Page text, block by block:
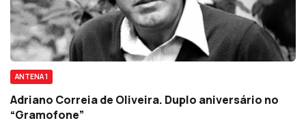
ANTENA 1
Adriano Correia de Oliveira. Duplo aniversário no
“Gramofone”